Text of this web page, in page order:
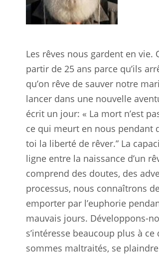
Les rêves nous gardent en
partir de 25 ans parce qu’ils
qu’on rêve de sauver notre
lancer dans une nouvelle
écrit un jour: « La mort n’est
ce qui meurt en nous pendant
toi la liberté de rêver.” La
ligne entre la naissance d’un
comprend des doutes, des
processus, nous connaîtrons
emporter par l’euphorie
mauvais jours. Développons-
s’intéresse beaucoup plus à
sommes maltraités, se